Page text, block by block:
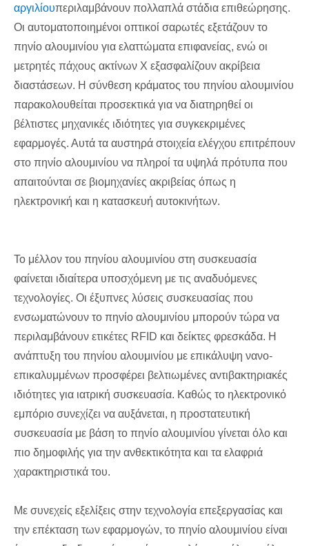
αργιλίουπεριλαμβάνουν πολλαπλά στάδια επιθεώρησης.
Οι αυτοματοποιημένοι οπτικοί σαρωτές εξετάζουν το
πηνίο αλουμινίου για ελαττώματα επιφανείας, ενώ οι
μετρητές πάχους ακτίνων Χ εξασφαλίζουν ακρίβεια
διαστάσεων. Η σύνθεση κράματος του πηνίου αλουμινίου
παρακολουθείται προσεκτικά για να διατηρηθεί οι
βέλτιστες μηχανικές ιδιότητες για συγκεκριμένες
εφαρμογές. Αυτά τα αυστηρά στοιχεία ελέγχου επιτρέπουν
στο πηνίο αλουμινίου να πληροί τα υψηλά πρότυπα που
απαιτούνται σε βιομηχανίες ακριβείας όπως η
ηλεκτρονική και η κατασκευή αυτοκινήτων.
Το μέλλον του πηνίου αλουμινίου στη συσκευασία
φαίνεται ιδιαίτερα υποσχόμενη με τις αναδυόμενες
τεχνολογίες. Οι έξυπνες λύσεις συσκευασίας που
ενσωματώνουν το πηνίο αλουμινίου μπορούν τώρα να
περιλαμβάνουν ετικέτες RFID και δείκτες φρεσκάδα. Η
ανάπτυξη του πηνίου αλουμινίου με επικάλυψη νανο-
επικαλυμμένων προσφέρει βελτιωμένες αντιβακτηριακές
ιδιότητες για ιατρική συσκευασία. Καθώς το ηλεκτρονικό
εμπόριο συνεχίζει να αυξάνεται, η προστατευτική
συσκευασία με βάση το πηνίο αλουμινίου γίνεται όλο και
πιο δημοφιλής για την ανθεκτικότητα και τα ελαφριά
χαρακτηριστικά του.
Με συνεχείς εξελίξεις στην τεχνολογία επεξεργασίας και
την επέκταση των εφαρμογών, το πηνίο αλουμινίου είναι